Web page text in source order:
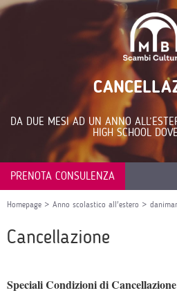
DA DUE MESI AD UN ANNO
HIGH SCHOOL
PRENOTA CONSULENZA
Homepage > Anno scolastico all'estero >
Cancellazione
Speciali Condizioni di